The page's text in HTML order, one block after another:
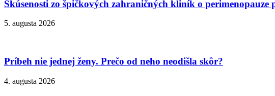
Skúsenosti zo špičkových zahraničných kliník o perimenopauze
5. augusta 2026
Príbeh nie jednej ženy. Prečo od neho neodišla skôr?
4. augusta 2026